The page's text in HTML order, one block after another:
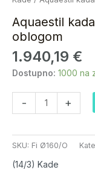
Aquaestil
oblogom
1.940,19 €
Dostupno: 1000 na
-
line
Fi
Ø160
oblogom
količina
+
SKU: Fi Ø160/O
(14/3) Kade